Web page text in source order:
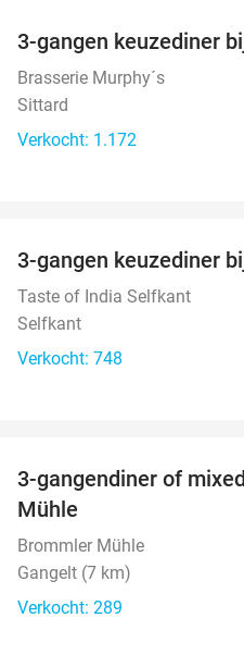
3-gangen keuzediner
Brasserie Murphy´s
Sittard
Verkocht: 1.172
3-gangen keuzediner
Taste of India Selfkant
Selfkant
Verkocht: 748
3-gangendiner of
Mühle
Brommler Mühle
Gangelt (7 km)
Verkocht: 289